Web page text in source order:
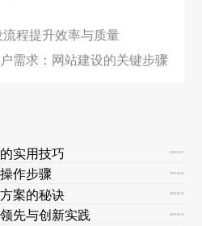
程提升效率与质量
需求：网站建设的关键步骤
实用技巧 2026-08-07
作步骤 2026-08-05
案的秘诀 2026-08-03
先与创新实践 2026-08-02